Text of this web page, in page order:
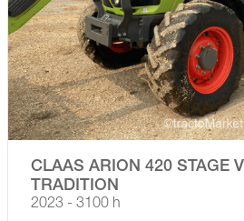
CLAAS ARION 420 STAGE V
TRADITION
2023 - 3100 h